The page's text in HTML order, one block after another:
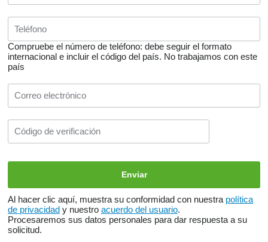
Compruebe el número de teléfono: debe seguir el formato
internacional e incluir el código del país. No trabajamos con este
país
Al hacer clic aquí, muestra su conformidad con nuestra política
de privacidad y nuestro acuerdo del usuario.
Procesaremos sus datos personales para dar respuesta a su
solicitud.